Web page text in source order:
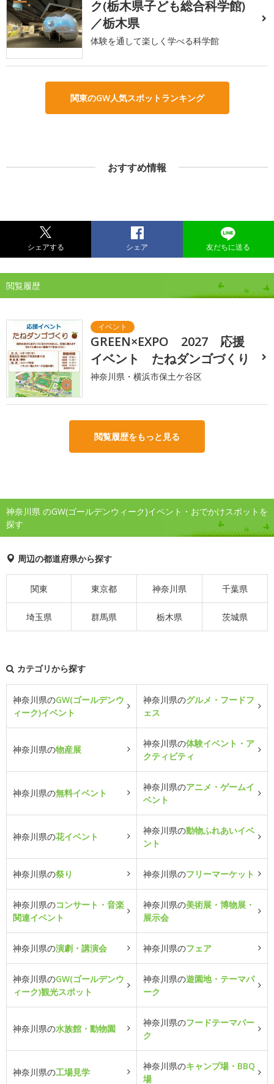
ク(栃木県子ども総合科学館)
／栃木県
体験を通して楽しく学べる科学館
関東のGW人気スポットランキング
おすすめ情報
シェアする シェア 友だちに送る
閲覧履歴
GREEN×EXPO 2027 応援
イベント たねダンゴづくり
神奈川県・横浜市保土ケ谷区
閲覧履歴をもっと見る
神奈川県 のGW(ゴールデンウィーク)イベント・おでかけスポットを
探す
周辺の都道府県から探す
関東 東京都 神奈川県 千葉県
埼玉県 群馬県 栃木県 茨城県
カテゴリから探す
神奈川県のGW(ゴールデンウ
ィーク)イベント
神奈川県のグルメ・フードフ
ェス
神奈川県の物産展
神奈川県の体験イベント・ア
クティビティ
神奈川県の無料イベント
神奈川県のアニメ・ゲームイ
ベント
神奈川県の花イベント
神奈川県の動物ふれあいイベ
ント
神奈川県の祭り 神奈川県のフリーマーケット
神奈川県のコンサート・音楽
関連イベント
神奈川県の美術展・博物展・
展示会
神奈川県の演劇・講演会 神奈川県のフェア
神奈川県のGW(ゴールデンウ
ィーク)観光スポット
神奈川県の遊園地・テーマパ
ーク
神奈川県の水族館・動物園
神奈川県のフードテーマパー
ク
神奈川県の工場見学
神奈川県のキャンプ場・BBQ
場